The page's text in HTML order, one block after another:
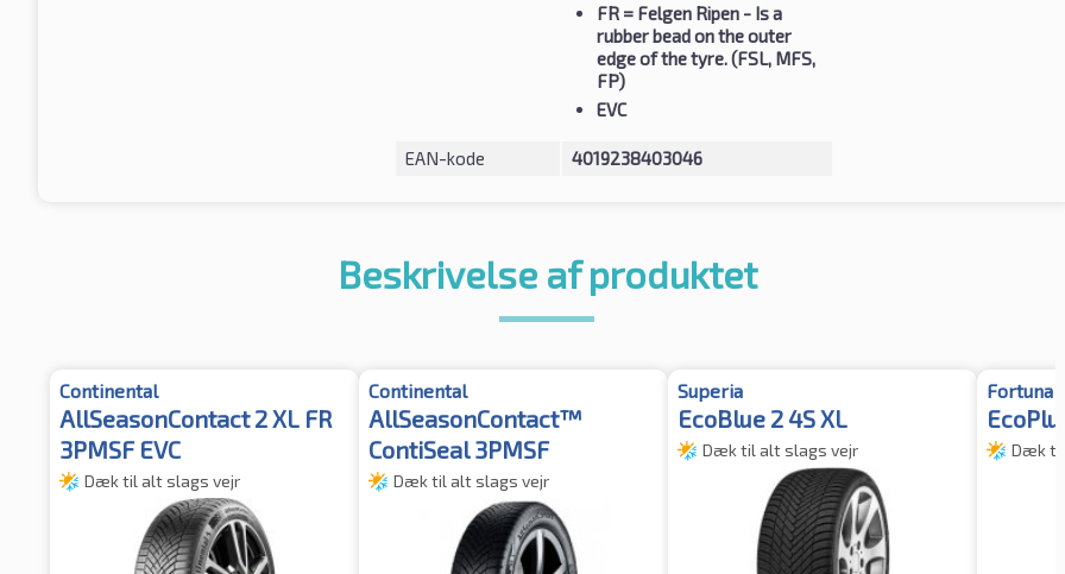
FR= Felgen Ripen - Is a
rubber bead on the outer
edge of the tyre. (FSL, MFS,
FP)
EVC
EAN-kode 4019238403046
Beskrivelse af produktet
Continental
AllSeasonContact 2 XL FR
3PMSF EVC
Dæk til alt slags vejr
Continental
AllSeasonContact™
ContiSeal 3PMSF
Dæk til alt slags vejr
Superia
EcoBlue 2 4S XL
Dæk til alt slags vejr
Fortuna
Dæk til